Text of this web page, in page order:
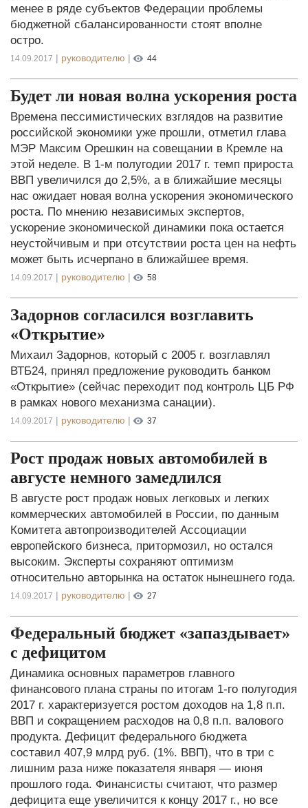
менее в ряде субъектов Федерации проблемы
бюджетной сбалансированности стоят вполне
остро.
14.09.2017 | руководителю | 44
Будет ли новая волна ускорения роста
Времена пессимистических взглядов на развитие
российской экономики уже прошли, отметил глава
МЭР Максим Орешкин на совещании в Кремле на
этой неделе. В 1-м полугодии 2017 г. темп прироста
ВВП увеличился до 2,5%, а в ближайшие месяцы
нас ожидает новая волна ускорения экономического
роста. По мнению независимых экспертов,
ускорение экономической динамики пока остается
неустойчивым и при отсутствии роста цен на нефть
может быть исчерпано в ближайшее время.
14.09.2017 | руководителю | 58
Задорнов согласился возглавить
«Открытие»
Михаил Задорнов, который с 2005 г. возглавлял
ВТБ24, принял предложение руководить банком
«Открытие» (сейчас переходит под контроль ЦБ РФ
в рамках нового механизма санации).
14.09.2017 | руководителю | 37
Рост продаж новых автомобилей в
августе немного замедлился
В августе рост продаж новых легковых и легких
коммерческих автомобилей в России, по данным
Комитета автопроизводителей Ассоциации
европейского бизнеса, притормозил, но остался
высоким. Эксперты сохраняют оптимизм
относительно авторынка на остаток нынешнего года.
14.09.2017 | руководителю | 27
Федеральный бюджет «запаздывает»
с дефицитом
Динамика основных параметров главного
финансового плана страны по итогам 1-го полугодия
2017 г. характеризуется ростом доходов на 1,8 п.п.
ВВП и сокращением расходов на 0,8 п.п. валового
продукта. Дефицит федерального бюджета
составил 407,9 млрд руб. (1%. ВВП), что в три с
лишним раза ниже показателя января — июня
прошлого года. Финансисты считают, что размер
дефицита еще увеличится к концу 2017 г., но все